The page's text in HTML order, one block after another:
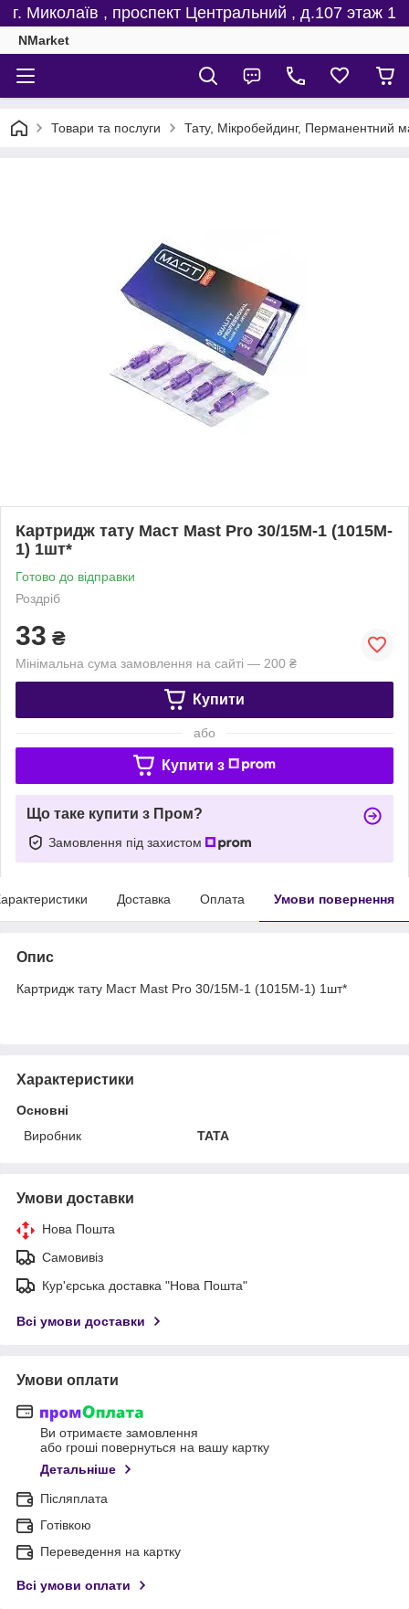
г. Миколаїв , проспект Центральний , д.107 этаж 1
NMarket
Товари та послуги Тату, Мікробейдинг, Перманентний
Картридж тату Маст Mast Pro 30/15M-1 (1015M-
1) 1шт*
Готово до відправки
Роздріб
33 ₴
Мінімальна сума замовлення на сайті — 200 ₴
Купити
або
Купити з
Що таке купити з Пром?
Замовлення під захистом
Доставка Оплата Умови повернення
Опис
Картридж тату Маст Mast Pro 30/15M-1 (1015M-1) 1шт*
Характеристики
Основні
Виробник
TATA
Умови доставки
Нова Пошта
Самовивіз
Кур'єрська доставка "Нова Пошта"
Всі умови доставки
Умови оплати
Ви отримаєте замовлення
або гроші повернуться на вашу картку
Детальніше
Післяплата
Готівкою
Переведення на картку
Всі умови оплати